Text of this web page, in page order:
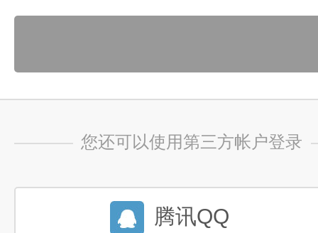
您还可以使用第三方帐户登录
腾讯QQ